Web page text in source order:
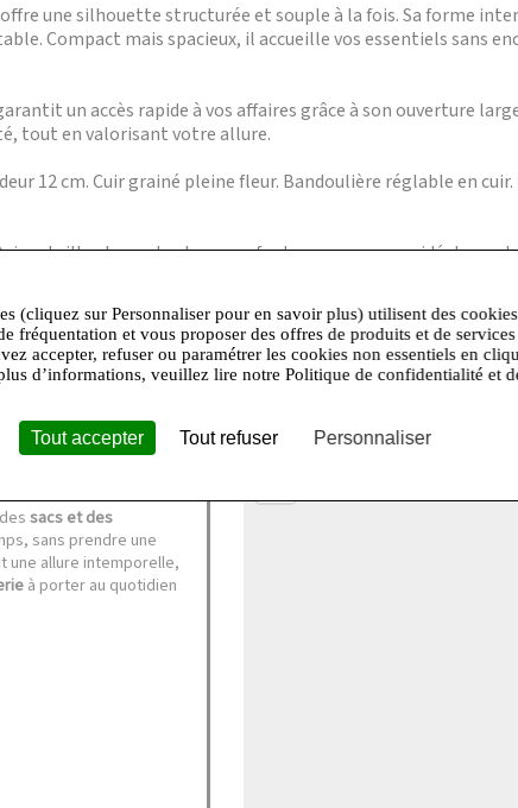
une silhouette structurée et souple à la fois. Sa forme
Compact mais spacieux, il accueille vos essentiels sans
un accès rapide à vos affaires grâce à son ouverture
tout en valorisant votre allure.
12 cm. Cuir grainé pleine fleur. Bandoulière réglable en
sa taille et sa robustesse en font un compagnon idéal pour
est ajustable pour un porté croisé ou épaule.
bien aux rayures et s’entretient simplement avec un chiffon
? Oui, son volume permet d’accueillir une tablette de taille
est une marque française reconnue, mais la provenance
sacs et des
sans prendre une
une allure intemporelle,
à porter au quotidien
+
(cliquez sur Personnaliser pour en savoir plus) utilisent des
fréquentation et vous proposer des offres de produits et de
accepter, refuser ou paramétrer les cookies non essentiels en
d’informations, veuillez lire notre Politique de confidentialité et
Tout accepter Tout refuser Personnaliser